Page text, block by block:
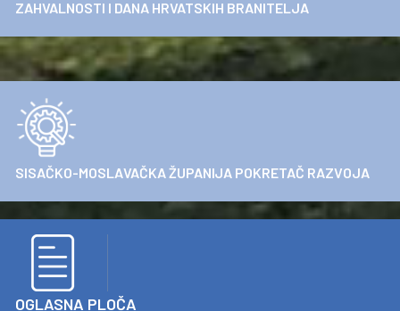
ZAHVALNOSTI I DANA HRVATSKIH BRANITELJA
SISAČKO-MOSLAVAČKA ŽUPANIJA POKRETAČ RAZVOJA
OGLASNA PLOČA